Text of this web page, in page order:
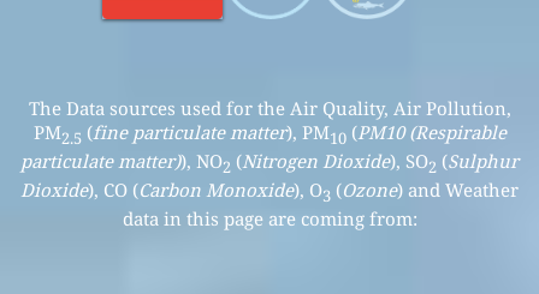
The Data sources used for the Air Quality, Air Pollution,
PM2.5 (fine particulate matter), PM10(PM10 (Respirable
particulate matter)), NO2 (Nitrogen Dioxide), SO2 (Sulphur
Dioxide), CO (Carbon Monoxide), O3 (Ozone) and Weather
data in this page are coming from: